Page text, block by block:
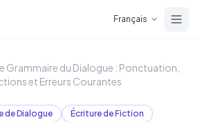
Français
Grammaire du Dialogue : Ponctuation,
et Erreurs Courantes
de Dialogue
Écriture de Fiction